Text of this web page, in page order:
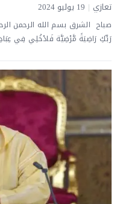
تعازي 19 يوليو 2024
صباح الشرق بسم الله الرحمن
رَبِّكِ رَاضِيَةً مَّرْضِيَّة فَادْخُلِي فِي